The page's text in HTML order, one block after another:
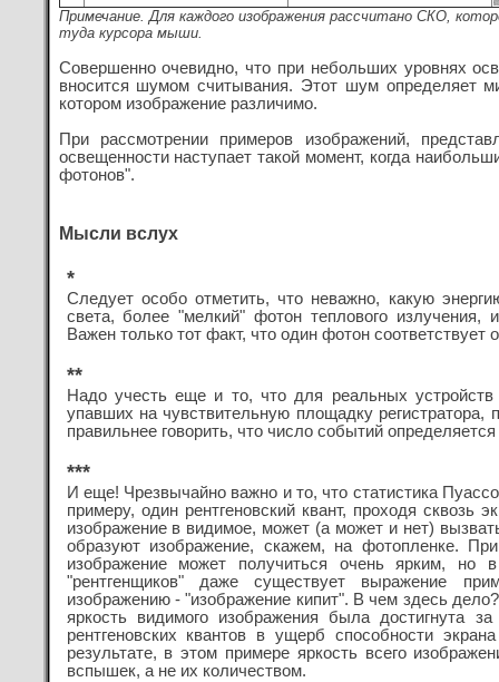
Примечание. Для каждого изображения рассчитано СКО,
туда курсора мыши.
Совершенно очевидно, что при небольших уровнях
вносится шумом считывания. Этот шум определяет
котором изображение различимо.
При рассмотрении примеров изображений,
освещенности наступает такой момент, когда
фотонов".
Мысли вслух
*
Следует особо отметить, что неважно, какую
света, более "мелкий" фотон теплового излучения,
Важен только тот факт, что один фотон
**
Надо учесть еще и то, что для реальных
упавших на чувствительную площадку
правильнее говорить, что число событий
***
И еще! Чрезвычайно важно и то, что статистика
примеру, один рентгеновский квант, проходя сквозь
изображение в видимое, может (а может и нет)
образуют изображение, скажем, на фотопленке.
изображение может получиться очень ярким,
"рентгенщиков" даже существует выражение
изображению - "изображение кипит". В чем здесь
яркость видимого изображения была достигнута
рентгеновских квантов в ущерб способности
результате, в этом примере яркость всего
вспышек, а не их количеством.